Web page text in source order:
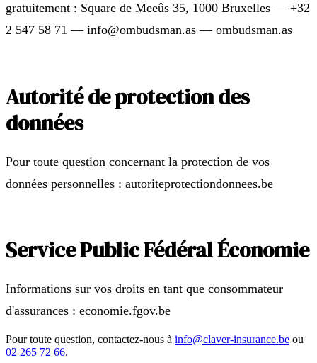
gratuitement : Square de Meeûs 35, 1000 Bruxelles — +32
2 547 58 71 — info@ombudsman.as — ombudsman.as
Autorité de protection des
données
Pour toute question concernant la protection de vos
données personnelles : autoriteprotectiondonnees.be
Service Public Fédéral Économie
Informations sur vos droits en tant que consommateur
d'assurances : economie.fgov.be
Pour toute question, contactez-nous à info@claver-insurance.be ou
02 265 72 66.